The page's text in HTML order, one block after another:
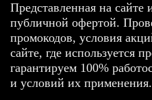
Представленная на сайте
публичной офертой.
промокодов, условия
сайте, где используется
гарантируем 100%
и условий их применения.